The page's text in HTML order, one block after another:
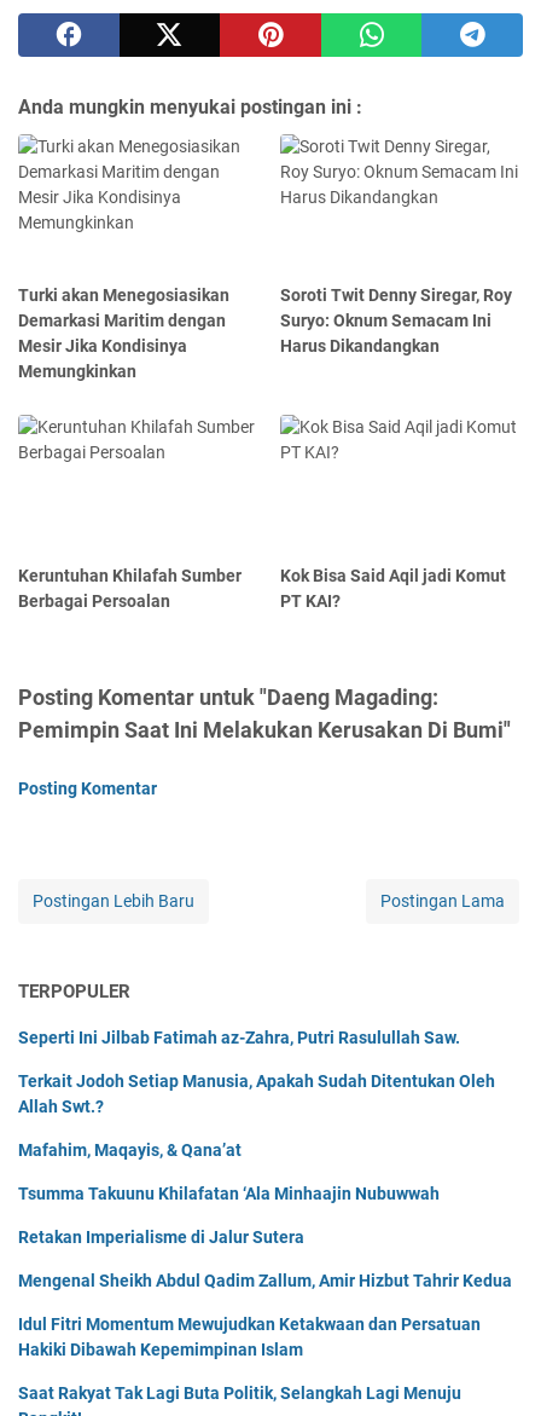
Anda mungkin menyukai postingan ini :
Turki akan Menegosiasikan
Demarkasi Maritim dengan
Mesir Jika Kondisinya
Memungkinkan
Soroti Twit Denny Siregar, Roy
Suryo: Oknum Semacam Ini
Harus Dikandangkan
Keruntuhan Khilafah Sumber
Berbagai Persoalan
Kok Bisa Said Aqil jadi Komut
PT KAI?
Posting Komentar untuk "Daeng Magading:
Pemimpin Saat Ini Melakukan Kerusakan Di Bumi"
Posting Komentar
Postingan Lebih Baru Postingan Lama
TERPOPULER
Seperti Ini Jilbab Fatimah az-Zahra, Putri Rasulullah Saw.
Terkait Jodoh Setiap Manusia, Apakah Sudah Ditentukan Oleh
Allah Swt.?
Mafahim, Maqayis, & Qana’at
Tsumma Takuunu Khilafatan ‘Ala Minhaajin Nubuwwah
Retakan Imperialisme di Jalur Sutera
Mengenal Sheikh Abdul Qadim Zallum, Amir Hizbut Tahrir Kedua
Idul Fitri Momentum Mewujudkan Ketakwaan dan Persatuan
Hakiki Dibawah Kepemimpinan Islam
Saat Rakyat Tak Lagi Buta Politik, Selangkah Lagi Menuju